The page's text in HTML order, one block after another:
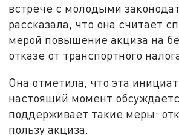
встрече с молодыми
рассказала, что она считает
мерой повышение акциза на
отказе от транспортного
Она отметила, что эта
настоящий момент
поддерживает такие меры:
пользу акциза.